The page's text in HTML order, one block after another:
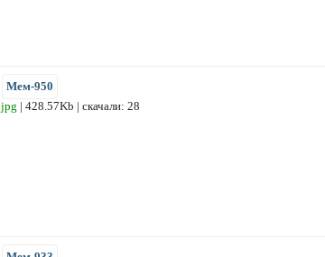
Мем-950
jpg | 428.57Kb | скачали: 28